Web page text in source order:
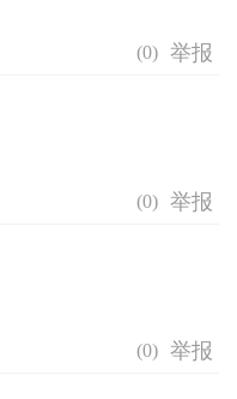
(0)
(0)
(0)